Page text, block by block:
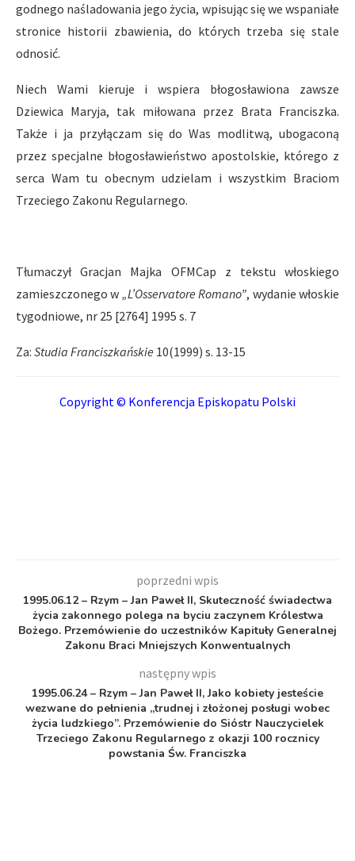
godnego naśladowania jego życia, wpisując się we wspaniałe
stronice historii zbawienia, do których trzeba się stale
odnosić.
Niech Wami kieruje i wspiera błogosławiona zawsze
Dziewica Maryja, tak miłowana przez Brata Franciszka.
Także i ja przyłączam się do Was modlitwą, ubogaconą
przez specjalne błogosławieństwo apostolskie, którego z
serca Wam tu obecnym udzielam i wszystkim Braciom
Trzeciego Zakonu Regularnego.
Tłumaczył Gracjan Majka OFMCap z tekstu włoskiego
zamieszczonego w „L’Osservatore Romano”, wydanie włoskie
tygodniowe, nr 25 [2764] 1995 s. 7
Za: Studia Franciszkańskie 10(1999) s. 13-15
Copyright © Konferencja Episkopatu Polski
poprzedni wpis
1995.06.12 – Rzym – Jan Paweł II, Skuteczność świadectwa
życia zakonnego polega na byciu zaczynem Królestwa
Bożego. Przemówienie do uczestników Kapituły Generalnej
Zakonu Braci Mniejszych Konwentualnych
następny wpis
1995.06.24 – Rzym – Jan Paweł II, Jako kobiety jesteście
wezwane do pełnienia „trudnej i złożonej posługi wobec
życia ludzkiego”. Przemówienie do Sióstr Nauczycielek
Trzeciego Zakonu Regularnego z okazji 100 rocznicy
powstania Św. Franciszka